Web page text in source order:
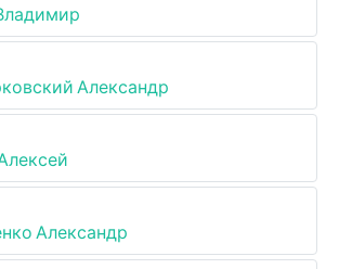
Александр
Александр